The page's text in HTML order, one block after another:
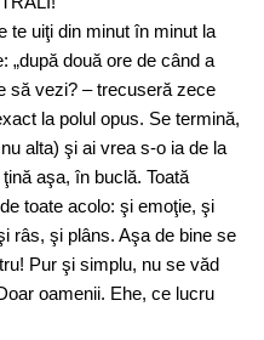
te uiţi din minut în minut la
„după două ore de când a
să vezi? – trecuseră zece
la polul opus. Se termină,
alta) şi ai vrea s-o ia de la
aşa, în buclă. Toată
toate acolo: şi emoţie, şi
râs, şi plâns. Aşa de bine se
Pur şi simplu, nu se văd
oamenii. Ehe, ce lucru